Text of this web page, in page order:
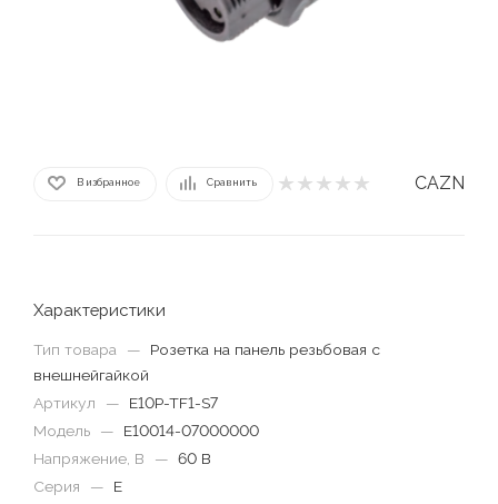
В избранное Сравнить CAZN
Характеристики
Тип товара —
Розетка на панель резьбовая с
внешнейгайкой
Артикул
—
E10P-TF1-S7
Модель
—
E10014-07000000
Напряжение, В
— 60 В
Серия
—
E